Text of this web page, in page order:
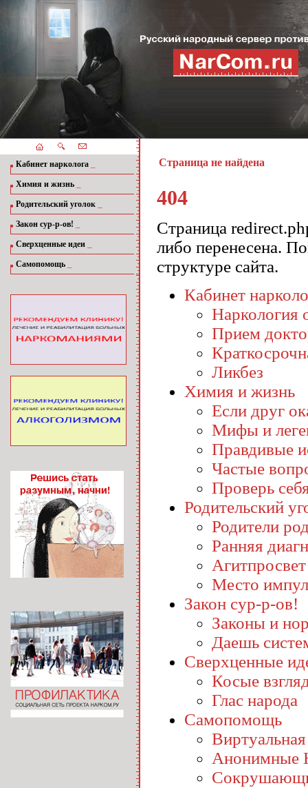
Кабинет нарколога
Химия и жизнь
Родительский уголок
Закон сур-р-ов!
Сверхценные идеи
Самопомощь
Страница не найдена
404
Страница
либо перенесена.
структуре сайта.
Кабинет
Наркология
Прием
Ликбез
Химия и жизнь
Если друг
Мифы и
Правдивые
Частые
Проверь
Родительский
Родители
Ранняя
Агитпросвет
Место
Закон сур-р-ов!
Законы и
Даешь
Сверхценные
Косые
Глас народа
Самопомощь
Анонимные